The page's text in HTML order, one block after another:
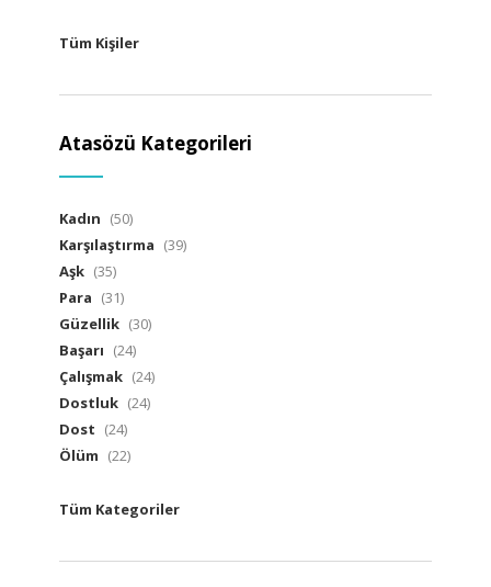
Tüm Kişiler
Atasözü Kategorileri
Kadın (50)
Karşılaştırma (39)
Aşk (35)
Para (31)
Güzellik (30)
Başarı (24)
Çalışmak (24)
Dostluk (24)
Dost (24)
Ölüm (22)
Tüm Kategoriler